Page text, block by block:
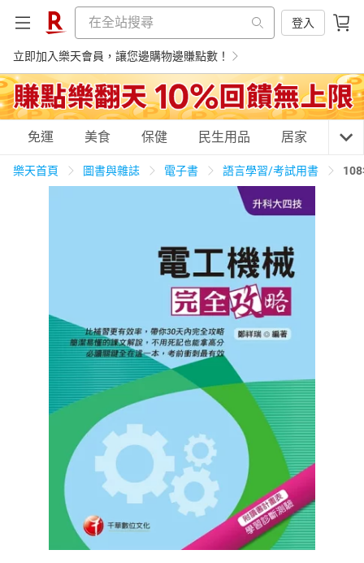
登入
立即加入樂天會員，讓您邊購物邊賺點數！
購物網分類
養生保健 民生用品
運動休閒 親子玩具
女裝 男裝 化妝保養
電子/紙本書
HOT
免運 美食 保健 民生用品 居家 3C
樂天首頁 圖書與雜誌 電子書 語言學習/考試用書